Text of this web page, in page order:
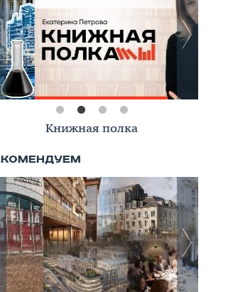
Книжная полка